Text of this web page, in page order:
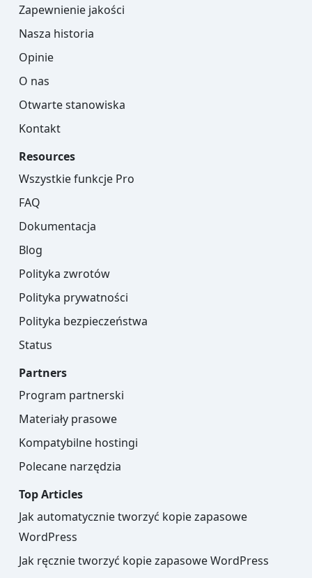
Zapewnienie jakości
Nasza historia
Opinie
O nas
Otwarte stanowiska
Kontakt
Resources
Wszystkie funkcje Pro
FAQ
Dokumentacja
Blog
Polityka zwrotów
Polityka prywatności
Polityka bezpieczeństwa
Status
Partners
Program partnerski
Materiały prasowe
Kompatybilne hostingi
Polecane narzędzia
Top Articles
Jak automatycznie tworzyć kopie zapasowe
WordPress
Jak ręcznie tworzyć kopie zapasowe WordPress